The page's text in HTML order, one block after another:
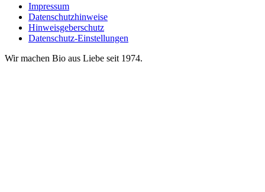
Impressum
Datenschutzhinweise
Hinweisgeberschutz
Datenschutz-Einstellungen
Wir machen Bio aus Liebe seit 1974.